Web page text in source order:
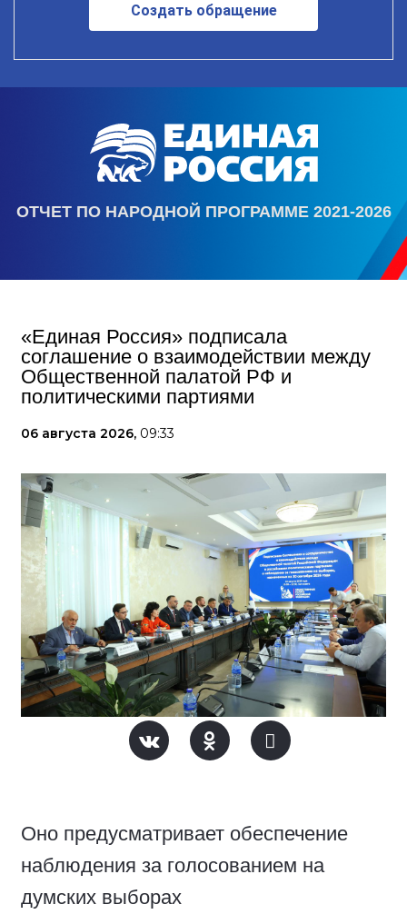
Создать обращение
ОТЧЕТ ПО НАРОДНОЙ ПРОГРАММЕ 2021-2026
«Единая Россия» подписала
соглашение о взаимодействии между
Общественной палатой РФ и
политическими партиями
06 августа 2026, 09:33
Оно предусматривает обеспечение
наблюдения за голосованием на
думских выборах